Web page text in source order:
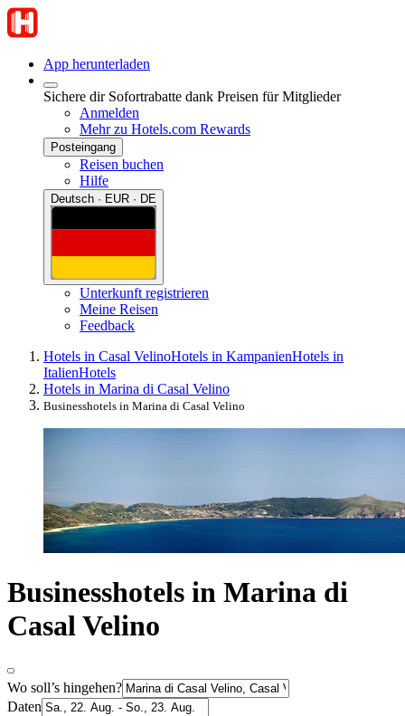
App herunterladen
Sichere dir Sofortrabatte dank Preisen für Mitglieder
Anmelden
Mehr zu Hotels.com Rewards
Posteingang
Reisen buchen
Hilfe
Deutsch · EUR · DE
Unterkunft registrieren
Meine Reisen
Feedback
Hotels in Casal VelinoHotels in KampanienHotels in
ItalienHotels
Hotels in Marina di Casal Velino
Businesshotels in Marina di Casal Velino
Businesshotels in Marina di
Casal Velino
Wo soll’s hingehen?
Daten